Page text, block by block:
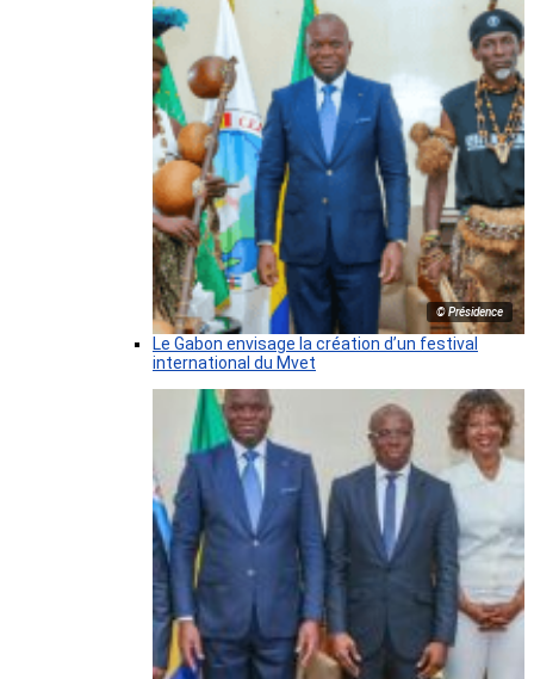
© Présidence
Le Gabon envisage la création d’un festival
international du Mvet